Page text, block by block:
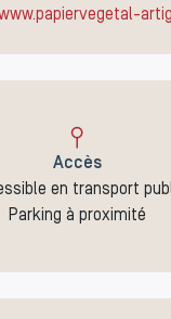
Accès
en transport
Parking à proximité